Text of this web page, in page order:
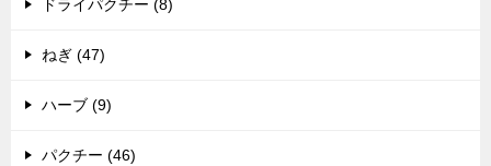
ドライパクチー (8)
ねぎ (47)
ハーブ (9)
パクチー (46)